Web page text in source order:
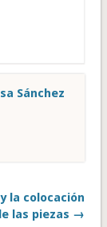
Sánchez
la colocación
las piezas →